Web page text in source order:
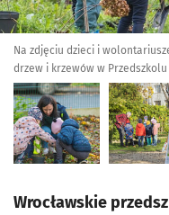
Na zdjęciu dzieci i
drzew i krzewów w
Wrocławskie